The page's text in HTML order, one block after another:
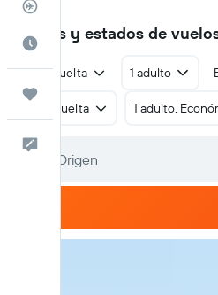
Cuándo ir
UDJ
Vuelos y estados de
Ida y vuelta 1 adulto
Ida y vuelta 1 adulto,